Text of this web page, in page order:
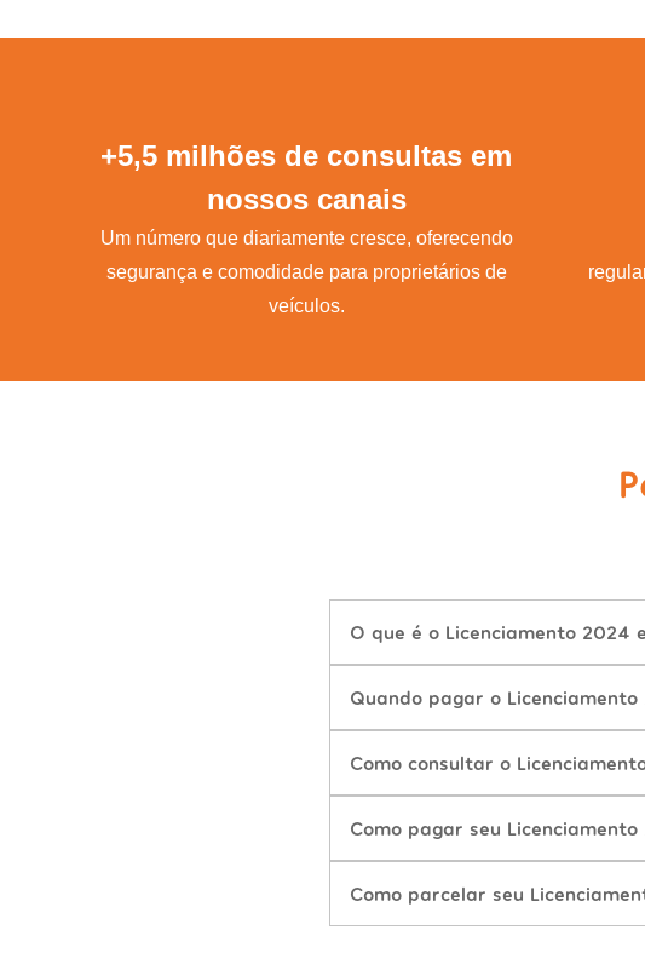
+5,5 milhões de consultas em
nossos canais
Um número que diariamente cresce, oferecendo
segurança e comodidade para proprietários de
veículos.
O que é o Licenciamento 2024
Quando pagar o
Como consultar o
Como pagar seu
Como parcelar seu